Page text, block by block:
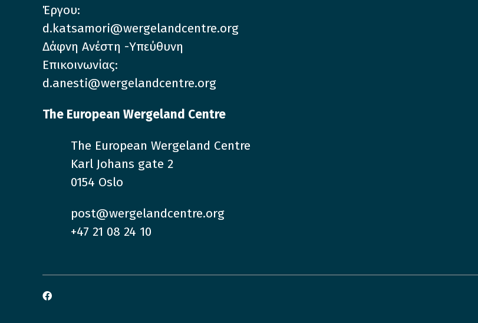
Έργου:
d.katsamori@wergelandcentre.org
Δάφνη Ανέστη -Υπεύθυνη
Επικοινωνίας:
d.anesti@wergelandcentre.org
The European Wergeland Centre
The European Wergeland Centre
Karl Johans gate 2
0154 Oslo
post@wergelandcentre.org
+47 21 08 24 10